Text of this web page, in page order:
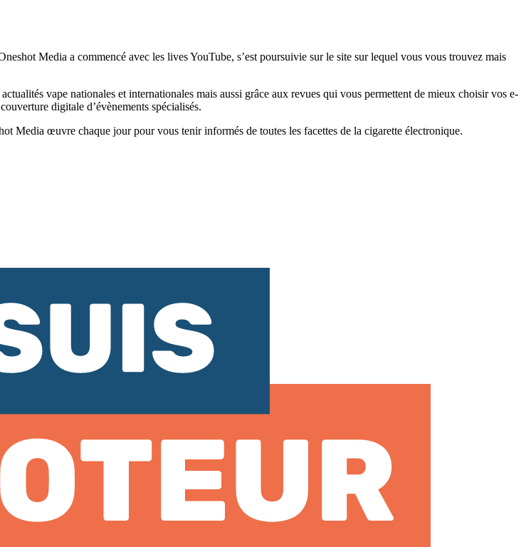
Media a commencé avec les lives YouTube, s’est poursuivie sur le site sur lequel vous vous trouvez mais
vape nationales et internationales mais aussi grâce aux revues qui vous permettent de mieux choisir vos e-
digitale d’évènements spécialisés.
Media œuvre chaque jour pour vous tenir informés de toutes les facettes de la cigarette électronique.